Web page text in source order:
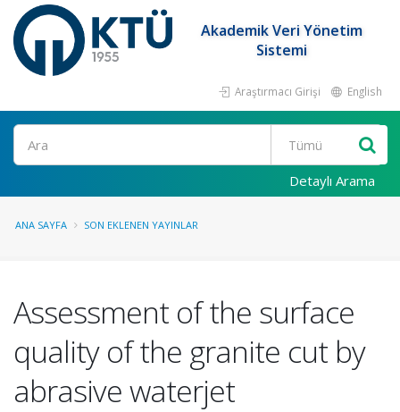
Akademik Veri Yönetim
Sistemi
Araştırmacı Girişi English
Ara
Detaylı Arama
ANA SAYFA SON EKLENEN YAYINLAR
Assessment of the surface
quality of the granite cut by
abrasive waterjet